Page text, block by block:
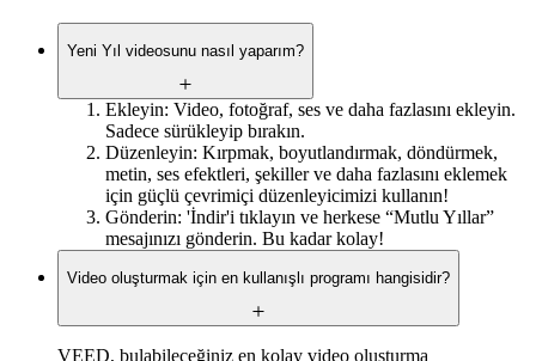
Yeni Yıl videosunu nasıl yaparım?
Ekleyin: Video, fotoğraf, ses ve daha fazlasını ekleyin.
Sadece sürükleyip bırakın.
Düzenleyin: Kırpmak, boyutlandırmak, döndürmek,
metin, ses efektleri, şekiller ve daha fazlasını eklemek
için güçlü çevrimiçi düzenleyicimizi kullanın!
Gönderin: 'İndir'i tıklayın ve herkese “Mutlu Yıllar”
mesajınızı gönderin. Bu kadar kolay!
Video oluşturmak için en kullanışlı programı hangisidir?
VEED, bulabileceğiniz en kolay video oluşturma